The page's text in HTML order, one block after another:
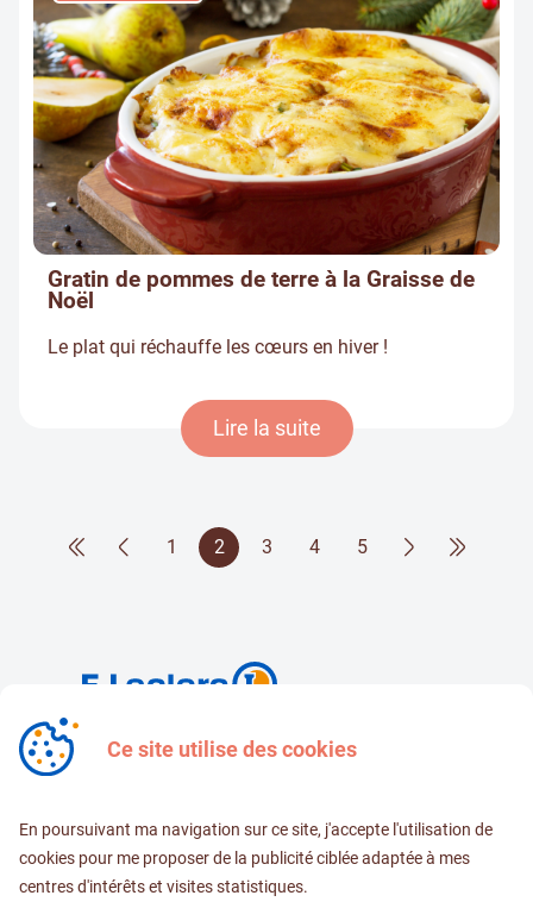
Gratin de pommes de terre à la Graisse de
Noël
Le plat qui réchauffe les cœurs en hiver !
Lire la suite
1 2 3 4 5
N'oubliez pas de consulter nos conditions d'utilisationet notre
politique de confidentialité.
Ce site utilise des cookies
En poursuivant ma navigation sur ce site, j'accepte l'utilisation de
cookies pour me proposer de la publicité ciblée adaptée à mes
centres d'intérêts et visites statistiques.